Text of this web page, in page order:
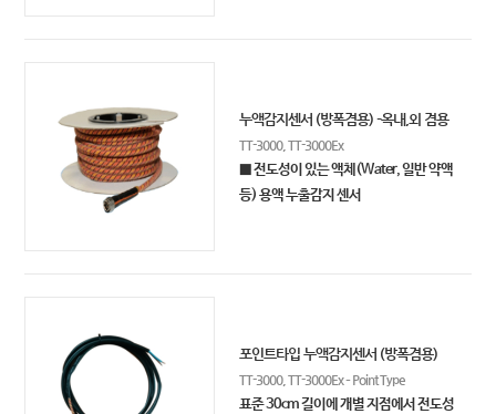
누액감지센서 (방폭겸용) –옥내,외 겸용
TT-3000, TT-3000Ex
■ 전도성이 있는 액체(Water, 일반 약액
등) 용액 누출감지 센서
포인트타입 누액감지센서 (방폭겸용)
TT-3000, TT-3000Ex – Point Type
표준 30cm 길이에 개별 지점에서 전도성